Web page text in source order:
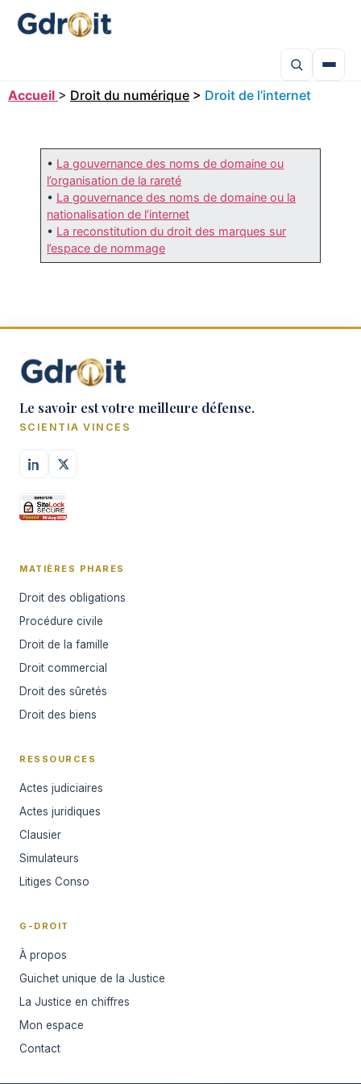
Accueil > Droit du numérique > Droit de l’internet
• La gouvernance des noms de domaine ou
l’organisation de la rareté
• La gouvernance des noms de domaine ou la
nationalisation de l’internet
• La reconstitution du droit des marques sur
l’espace de nommage
Le savoir est votre meilleure défense.
SCIENTIA VINCES
MATIÈRES PHARES
Droit des obligations
Procédure civile
Droit de la famille
Droit commercial
Droit des sûretés
Droit des biens
RESSOURCES
Actes judiciaires
Actes juridiques
Clausier
Simulateurs
Litiges Conso
G-DROIT
À propos
Guichet unique de la Justice
La Justice en chiffres
Mon espace
Contact